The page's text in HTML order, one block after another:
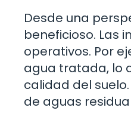
Desde una
beneficioso. Las
operativos. Por
agua tratada, lo
calidad del
de aguas